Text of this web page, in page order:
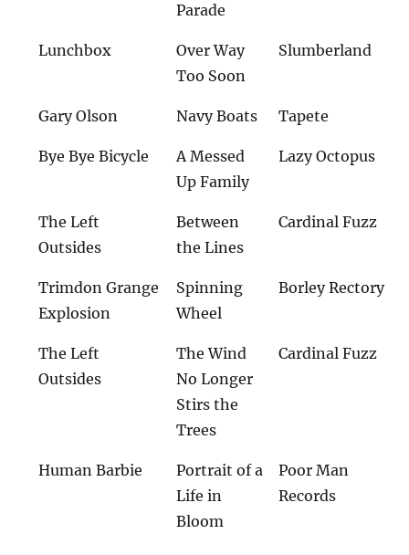
Parade
Lunchbox
Over Way
Too Soon
Slumberland
Gary Olson Navy Boats Tapete
Bye Bye Bicycle
A Messed
Up Family
Lazy Octopus
The Left
Outsides
Between
the Lines
Cardinal Fuzz
Trimdon Grange
Explosion
Spinning
Wheel
Borley Rectory
The Left
Outsides
The Wind
No Longer
Stirs the
Trees
Cardinal Fuzz
Human Barbie
Portrait of a
Life in
Bloom
Poor Man
Records